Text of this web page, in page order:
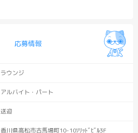
応募情報
ラウンジ
アルバイト・パート
送迎
香川県高松市古馬場町10-10ｿﾘｯﾄﾞﾋﾞﾙ3F